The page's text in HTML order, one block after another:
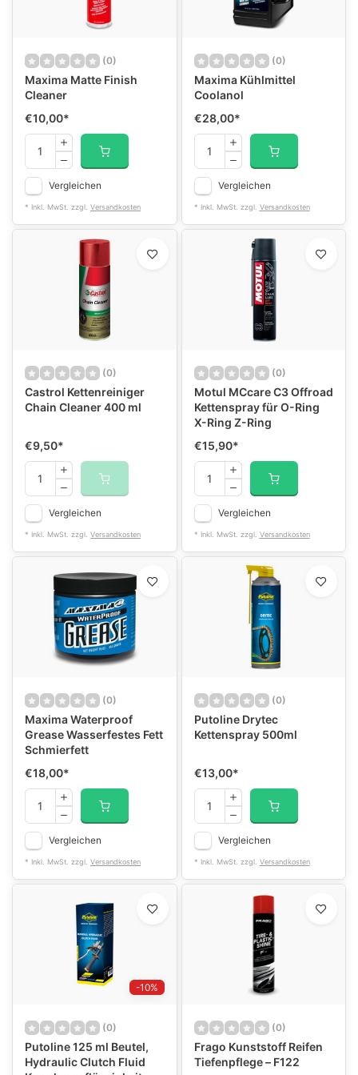
(0)
Maxima Matte Finish
Cleaner
€10,00*
Vergleichen
* Inkl. MwSt. zzgl. Versandkosten
(0)
Maxima Kühlmittel
Coolanol
€28,00*
Vergleichen
* Inkl. MwSt. zzgl. Versandkosten
(0)
Castrol Kettenreiniger
Chain Cleaner 400 ml
€9,50*
Vergleichen
* Inkl. MwSt. zzgl. Versandkosten
(0)
Motul MCcare C3 Offroad
Kettenspray für O-Ring
X-Ring Z-Ring
€15,90*
Vergleichen
* Inkl. MwSt. zzgl. Versandkosten
(0)
Maxima Waterproof
Grease Wasserfestes Fett
Schmierfett
€18,00*
Vergleichen
* Inkl. MwSt. zzgl. Versandkosten
(0)
Putoline Drytec
Kettenspray 500ml
€13,00*
Vergleichen
* Inkl. MwSt. zzgl. Versandkosten
-10%
(0)
Putoline 125 ml Beutel,
Hydraulic Clutch Fluid
(0)
Frago Kunststoff Reifen
Tiefenpflege – F122